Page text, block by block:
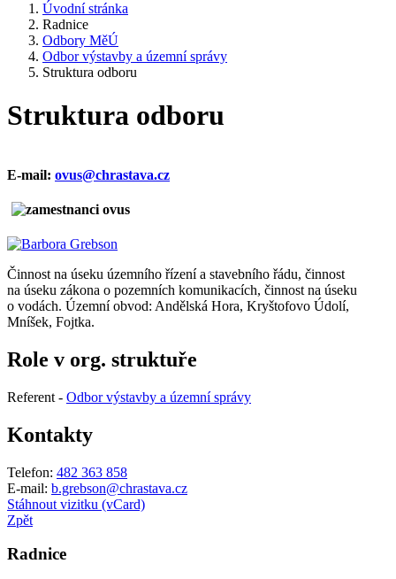
Úvodní stránka
Radnice
Odbory MěÚ
Odbor výstavby a územní správy
Struktura odboru
Struktura odboru
E-mail: ovus@chrastava.cz
Činnost na úseku územního řízení a stavebního řádu, činnost
na úseku zákona o pozemních komunikacích, činnost na úseku
o vodách. Územní obvod: Andělská Hora, Kryštofovo Údolí,
Mníšek, Fojtka.
Role v org. struktuře
Referent - Odbor výstavby a územní správy
Kontakty
Telefon: 482 363 858
E-mail: b.grebson@chrastava.cz
Stáhnout vizitku (vCard)
Zpět
Radnice